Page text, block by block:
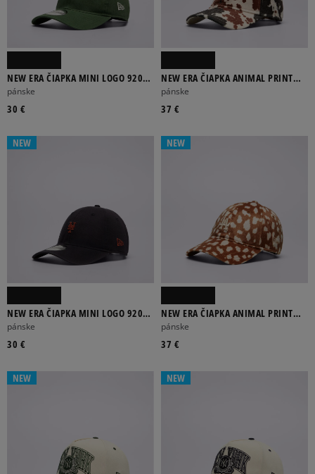
NEW ERA ČIAPKA MINI LOGO 920
NYY NEW YORK YANKEES
pánske
30 €
NEW ERA ČIAPKA ANIMAL PRINT
920 NYY NEW YORK YANKEES
pánske
37 €
NEW
NEW ERA ČIAPKA MINI LOGO 920
METS NEW YORK METS
pánske
30 €
NEW
NEW ERA ČIAPKA ANIMAL PRINT
920 LA DODGERS LOS ANGELES
DODGE
pánske
37 €
NEW NEW